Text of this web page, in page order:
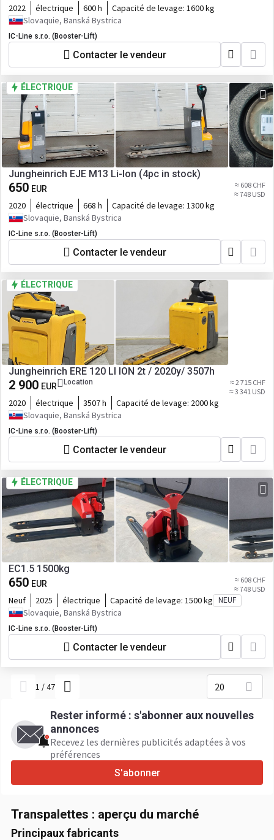
2022 électrique 600 h Capacité de levage: 1600 kg
Slovaquie, Banská Bystrica
IC-Line s.r.o. (Booster-Lift)
Contacter le vendeur
ÉLECTRIQUE
Jungheinrich EJE M13 Li-Ion (4pc in stock)
650 EUR
≈ 608 CHF
≈ 748 USD
2020 électrique 668 h Capacité de levage: 1300 kg
Slovaquie, Banská Bystrica
IC-Line s.r.o. (Booster-Lift)
Contacter le vendeur
ÉLECTRIQUE
Jungheinrich ERE 120 LI ION 2t / 2020y/ 3507h
2 900 EUR Location
≈ 2 715 CHF
≈ 3 341 USD
2020 électrique 3507 h Capacité de levage: 2000 kg
Slovaquie, Banská Bystrica
IC-Line s.r.o. (Booster-Lift)
Contacter le vendeur
ÉLECTRIQUE
EC1.5 1500kg
650 EUR
≈ 608 CHF
≈ 748 USD
Neuf 2025 électrique Capacité de levage: 1500 kg NEUF
Slovaquie, Banská Bystrica
IC-Line s.r.o. (Booster-Lift)
Contacter le vendeur
1 /47 20
Rester informé : s'abonner aux nouvelles
annonces
Recevez les dernières publicités adaptées à vos
préférences
S'abonner
Transpalettes : aperçu du marché
Principaux fabricants